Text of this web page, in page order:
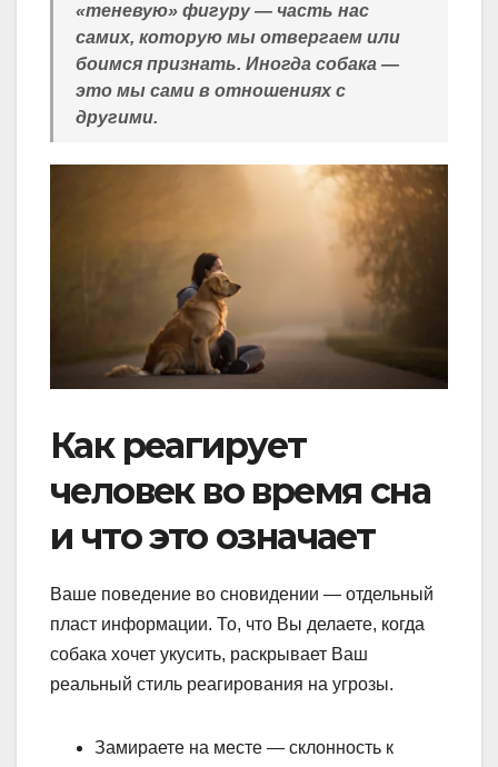
«теневую» фигуру — часть нас
самих, которую мы отвергаем или
боимся признать. Иногда собака —
это мы сами в отношениях с
другими.
Как реагирует
человек во время сна
и что это означает
Ваше поведение во сновидении — отдельный
пласт информации. То, что Вы делаете, когда
собака хочет укусить, раскрывает Ваш
реальный стиль реагирования на угрозы.
Замираете на месте — склонность к